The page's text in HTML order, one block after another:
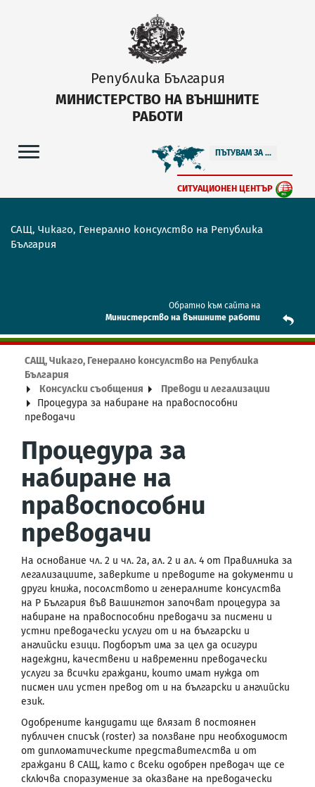
Република България
МИНИСТЕРСТВО НА ВЪНШНИТЕ
РАБОТИ
ПЪТУВАМ ЗА ...
СИТУАЦИОНЕН ЦЕНТЪР
САЩ, Чикаго, Генерално консулство на Република
България
Обратно към сайта на
Mинистерство на външните работи
САЩ, Чикаго, Генерално консулство на Република
България
Консулски съобщения
Преводи и легализации
Процедура за набиране на правоспособни
преводачи
Процедура за
набиране на
правоспособни
преводачи
На основание чл. 2 и чл. 2а, ал. 2 и ал. 4 от Правилникa за
легализациите, заверките и преводите на документи и
други книжа, посолството и генералните консулства
на Р България във Вашингтон започват процедура за
набиране на правоспособни преводачи за писмени и
устни преводачески услуги от и на български и
английски езици. Подборът има за цел да осигури
надеждни, качествени и навременни преводачески
услуги за всички граждани, които имат нужда от
писмен или устен превод от и на български и английски
език.
Одобрените кандидати ще влязат в постоянен
публичен списък (roster) за ползване при необходимост
от дипломатическите представителства и от
граждани в САЩ, като с всеки одобрен преводач ще се
сключва споразумение за оказване на преводачески